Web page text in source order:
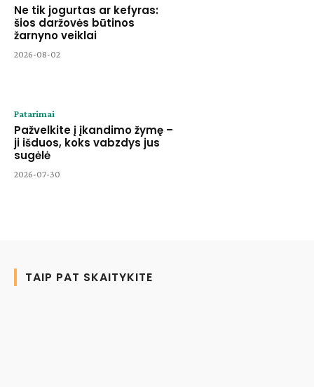
Ne tik jogurtas ar kefyras:
šios daržovės būtinos
žarnyno veiklai
2026-08-02
Patarimai
Pažvelkite į įkandimo žymę –
ji išduos, koks vabzdys jus
sugėlė
2026-07-30
TAIP PAT SKAITYKITE